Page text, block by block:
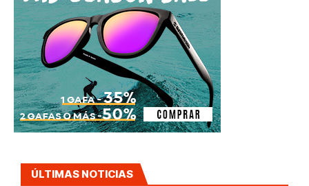
ÚLTIMAS NOTICIAS